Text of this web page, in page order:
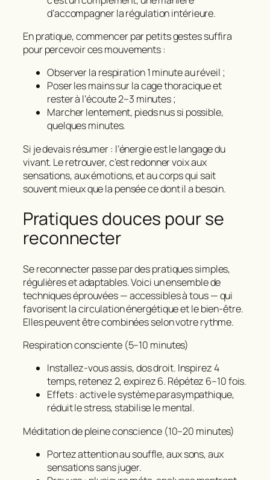
d’accompagner larégulationintérieure.
En pratique, commencer par petits gestes suffira
pour percevoir ces mouvements :
Observer la respiration 1 minute au réveil ;
Poser les mains sur la cage thoracique et
rester à l’écoute 2–3 minutes ;
Marcher lentement, pieds nus si possible,
quelques minutes.
Si je devais résumer : l’énergieest le langage du
vivant. Le retrouver, c’est redonner voix aux
sensations, aux émotions, et au corps qui sait
souvent mieux que la pensée ce dont il a besoin.
Pratiques douces pour se
reconnecter
Se reconnecter passe par des pratiques simples,
régulières et adaptables. Voici un ensemble de
techniques éprouvées — accessibles à tous — qui
favorisent lacirculation énergétiqueet lebien‑être.
Elles peuvent être combinées selon votre rythme.
Respiration consciente (5–10 minutes)
Installez‑vous assis, dos droit. Inspirez 4
temps, retenez 2, expirez 6. Répétez 6–10 fois.
Effets : active le système parasympathique,
réduit le stress, stabilise le mental.
Méditation de pleine conscience (10–20 minutes)
Portez attention au souffle, aux sons, aux
sensations sans juger.